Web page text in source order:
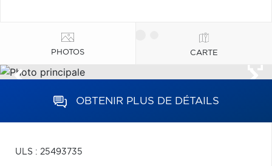
PHOTOS CARTE
OBTENIR PLUS DE DÉTAILS
ULS : 25493735